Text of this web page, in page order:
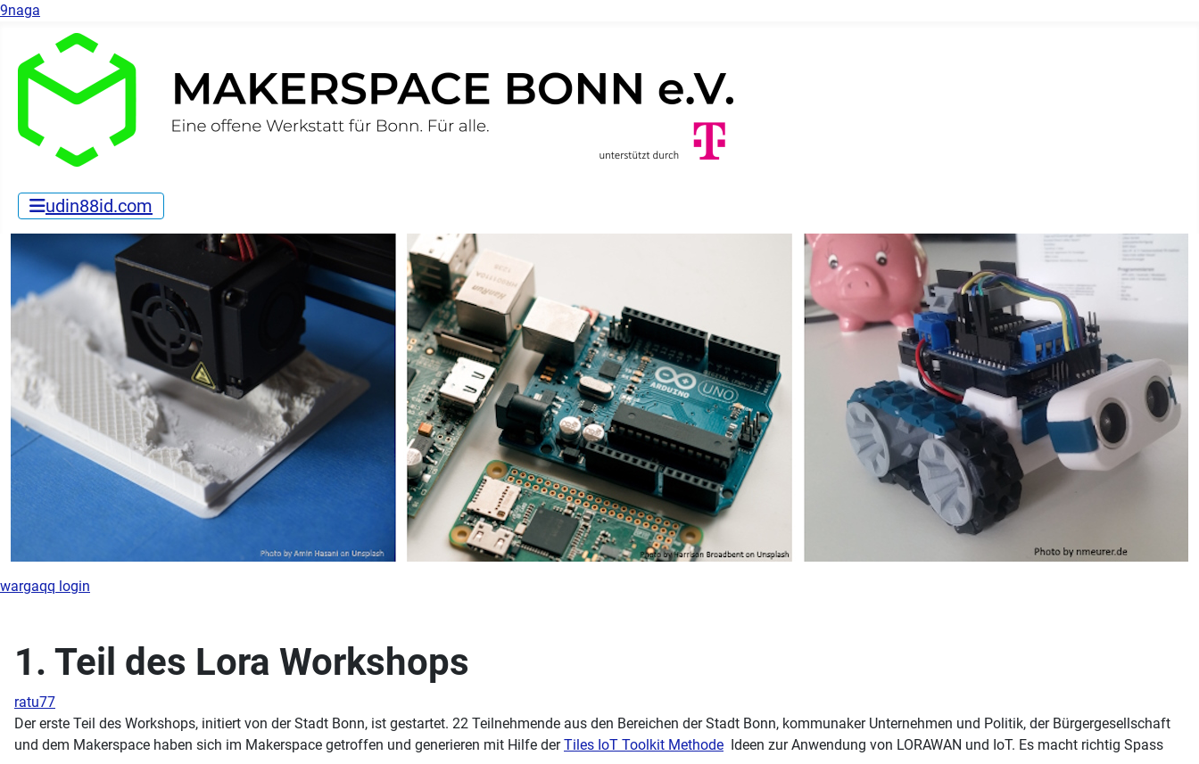
9naga
udin88id.com
wargaqq login
1. Teil des Lora Workshops
ratu77
Der erste Teil des Workshops, initiert von der Stadt Bonn, ist gestartet. 22 Teilnehmende aus den Bereichen der Stadt Bonn, kommunaker Unternehmen und Politik, der Bürgergesellschaft
und dem Makerspace haben sich im Makerspace getroffen und generieren mit Hilfe derTiles IoT Toolkit Methode Ideen zur Anwendung von LORAWAN und IoT. Es macht richtig Spass